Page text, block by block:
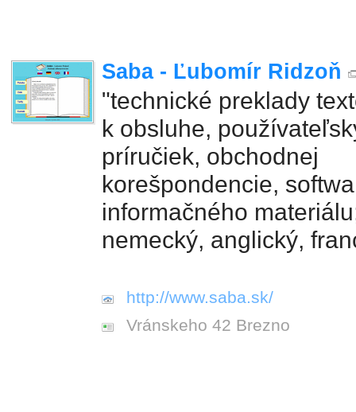
Saba - Ľubomír Ridzoň
"technické preklady
k obsluhe,
príručiek, obchodnej
korešpondencie,
informačného
nemecký, anglický,
http://www.saba.sk/
Vránskeho 42 Brezno